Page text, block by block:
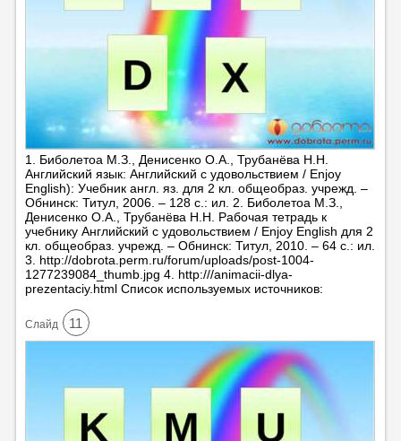
1. Биболетоа М.З., Денисенко О.А., Трубанёва Н.Н.
Английский язык: Английский с удовольствием / Enjoy
English): Учебник англ. яз. для 2 кл. общеобраз. учрежд. –
Обнинск: Титул, 2006. – 128 с.: ил. 2. Биболетоа М.З.,
Денисенко О.А., Трубанёва Н.Н. Рабочая тетрадь к
учебнику Английский с удовольствием / Enjoy English для 2
кл. общеобраз. учрежд. – Обнинск: Титул, 2010. – 64 с.: ил.
3. http://dobrota.perm.ru/forum/uploads/post-1004-
1277239084_thumb.jpg 4. http:///animacii-dlya-
prezentaciy.html Список используемых источников:
Cлайд 11